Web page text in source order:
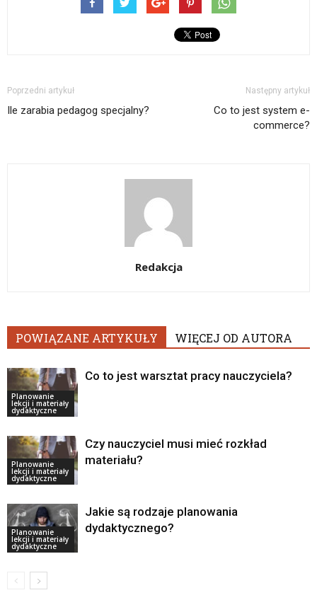
Poprzedni artykuł
Ile zarabia pedagog specjalny?
Następny artykuł
Co to jest system e-
commerce?
Redakcja
POWIĄZANE ARTYKUŁY WIĘCEJ OD AUTORA
Planowanie
lekcji i materiały
dydaktyczne
Co to jest warsztat pracy nauczyciela?
Planowanie
lekcji i materiały
dydaktyczne
Czy nauczyciel musi mieć rozkład
materiału?
Planowanie
lekcji i materiały
dydaktyczne
Jakie są rodzaje planowania
dydaktycznego?